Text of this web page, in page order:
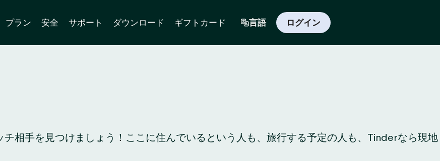
プラン 安全 サポート ダウンロード ギフトカード 言語 ログイン
相手を見つけましょう！ここに住んでいるという人も、旅行する予定の人も、Tinderなら現地